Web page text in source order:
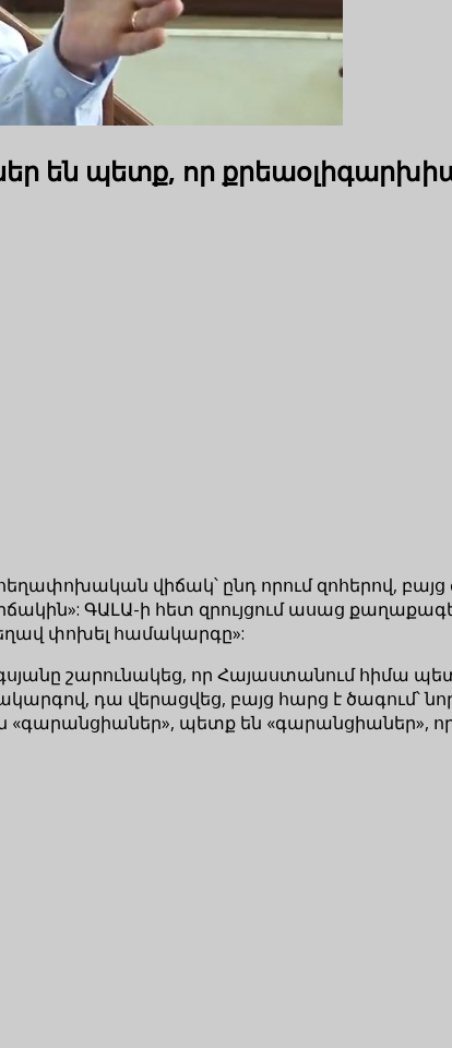
են պետք, որ
վիճակ՝ ընդ որում զոհերով,
ԳԱԼԱ-ի հետ զրույցում ասաց
փոխել համակարգը»:
շարունակեց, որ Հայաստանում հիմա
դա վերացվեց, բայց հարց է ծագում՝
«գարանցիաներ», պետք են «գարանցիաներ»,